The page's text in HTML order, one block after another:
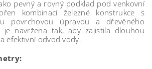
pevný a rovný podklad pod venkovní
kombinací železné konstrukce s
povrchovou úpravou a dřevěného
je navržena tak, aby zajistila dlouhou
efektivní odvod vody.